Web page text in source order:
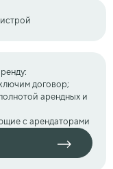
договор;
арендных и
с арендаторами